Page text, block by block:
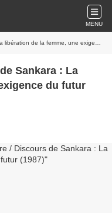
MENU
la femme, une exigence du futur (1987)
Sankara : La
du futur